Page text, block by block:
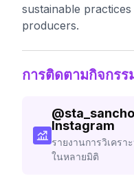
sustainable
producers.
การติดตามกิจกร
@sta_sancho
Instagram
รายงานการวิเคร
ในหลายมิติ